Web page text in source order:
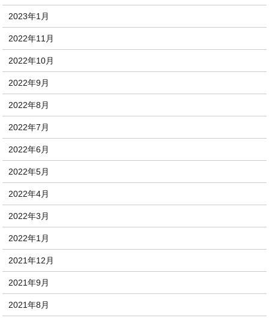
2023年1月
2022年11月
2022年10月
2022年9月
2022年8月
2022年7月
2022年6月
2022年5月
2022年4月
2022年3月
2022年1月
2021年12月
2021年9月
2021年8月